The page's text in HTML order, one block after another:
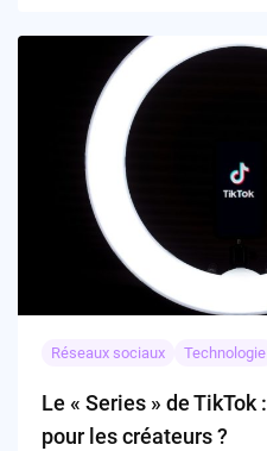
Réseaux sociaux Technologie
Le « Series » de
pour les créateurs ?